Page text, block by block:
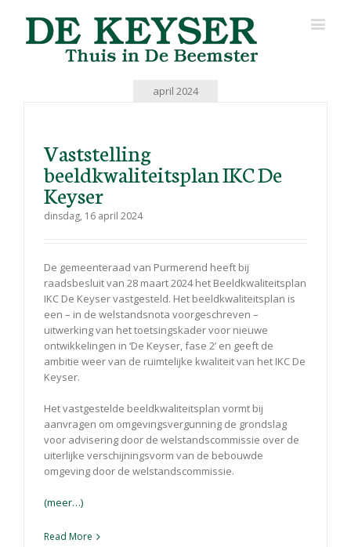
april 2024
Vaststelling
beeldkwaliteitsplan IKC De
Keyser
dinsdag, 16 april 2024
De gemeenteraad van Purmerend heeft bij
raadsbesluit van 28 maart 2024 het Beeldkwaliteitsplan
IKC De Keyser vastgesteld. Het beeldkwaliteitsplan is
een – in de welstandsnota voorgeschreven –
uitwerking van het toetsingskader voor nieuwe
ontwikkelingen in ‘De Keyser, fase 2’ en geeft de
ambitie weer van de ruimtelijke kwaliteit van het IKC De
Keyser.
Het vastgestelde beeldkwaliteitsplan vormt bij
aanvragen om omgevingsvergunning de grondslag
voor advisering door de welstandscommissie over de
uiterlijke verschijningsvorm van de bebouwde
omgeving door de welstandscommissie.
(meer…)
Read More